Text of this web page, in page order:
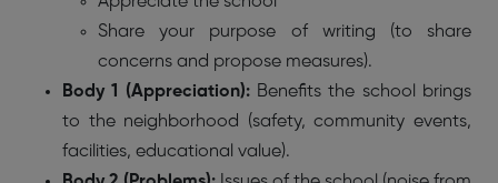
Share your purpose of writing (to share
concerns and propose measures).
Body 1 (Appreciation):Benefits the school brings
to the neighborhood (safety, community events,
facilities, educational value).